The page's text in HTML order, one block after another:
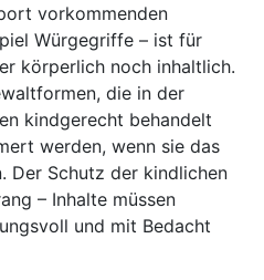
vorkommenden
Würgegriffe – ist für
körperlich noch inhaltlich.
die in der
kindgerecht behandelt
werden, wenn sie das
Der Schutz der kindlichen
– Inhalte müssen
und mit Bedacht